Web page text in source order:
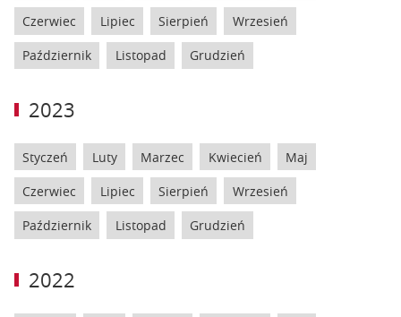
Czerwiec Lipiec Sierpień Wrzesień
Październik Listopad Grudzień
2023
Styczeń Luty Marzec Kwiecień Maj
Czerwiec Lipiec Sierpień Wrzesień
Październik Listopad Grudzień
2022